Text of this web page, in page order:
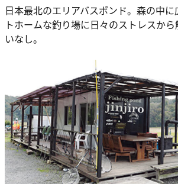
日本最北のエリアバスポンド。森の中
トホームな釣り場に日々のストレスか
いなし。